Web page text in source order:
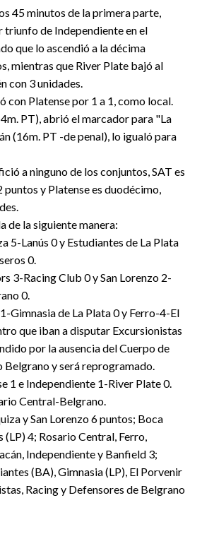
45 minutos de la primera parte,
triunfo de Independiente en el
que lo ascendió a la décima
mientras que River Plate bajó al
con 3 unidades.
con Platense por 1 a 1, como local.
PT), abrió el marcador para "La
(16m. PT -de penal), lo igualó para
a ninguno de los conjuntos, SAT es
y Platense es duodécimo,
de la siguiente manera:
5-Lanús 0 y Estudiantes de La Plata
0.
3-Racing Club 0 y San Lorenzo 2-
0.
Gimnasia de La Plata 0 y Ferro-4-El
que iban a disputar Excursionistas
por la ausencia del Cuerpo de
Belgrano y será reprogramado.
1 e Independiente 1-River Plate 0.
Central-Belgrano.
y San Lorenzo 6 puntos; Boca
(LP) 4; Rosario Central, Ferro,
Independiente y Banfield 3;
(BA), Gimnasia (LP), El Porvenir
Racing y Defensores de Belgrano